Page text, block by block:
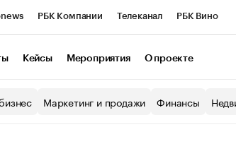
РБК Компании Телеканал РБК Вино
Экономика Бизнес
Кейсы Мероприятия О проекте
Маркетинг и продажи Финансы